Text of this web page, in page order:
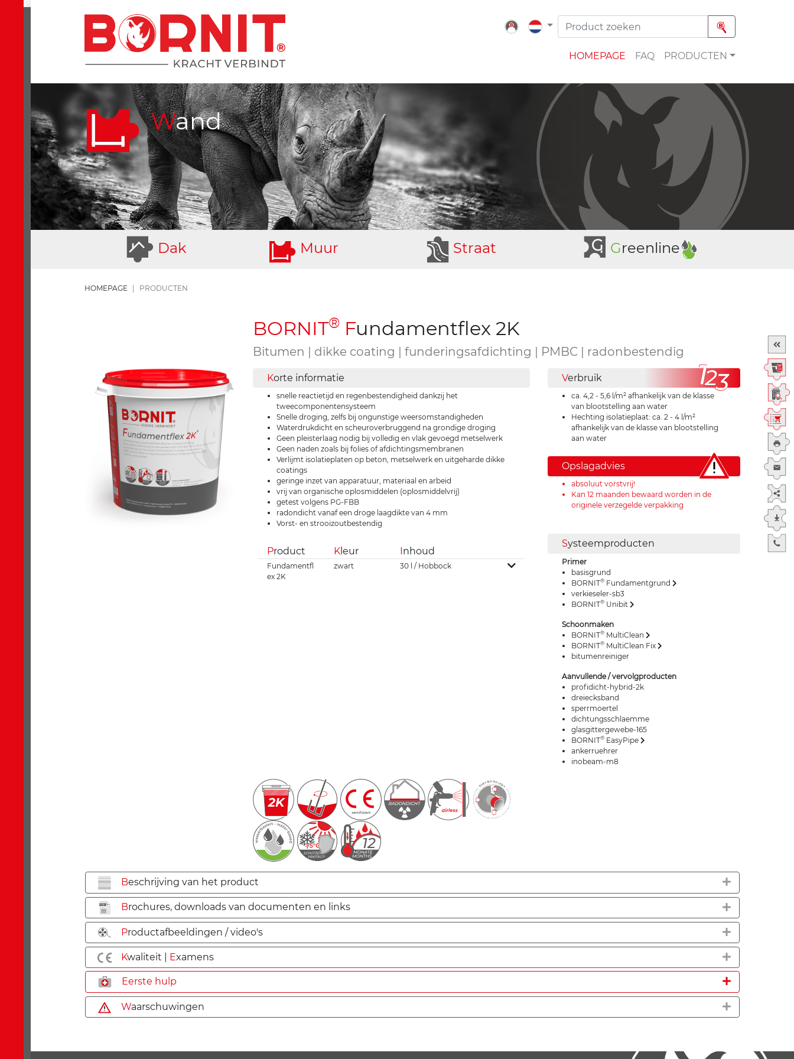
HOMEPAGE FAQ PRODUCTEN
Wand
Dak Muur Straat Greenline
HOMEPAGE PRODUCTEN
BORNIT® Fundamentflex 2K
Bitumen | dikke coating | funderingsafdichting | PMBC | radonbestendig
Korte informatie
snelle reactietijd en regenbestendigheid dankzij het
tweecomponentensysteem
Snelle droging, zelfs bij ongunstige weersomstandigheden
Waterdrukdicht en scheuroverbruggend na grondige droging
Geen pleisterlaag nodig bij volledig en vlak gevoegd metselwerk
Geen naden zoals bij folies of afdichtingsmembranen
Verlijmt isolatieplaten op beton, metselwerk en uitgeharde dikke
coatings
geringe inzet van apparatuur, materiaal en arbeid
vrij van organische oplosmiddelen (oplosmiddelvrij)
getest volgens PG-FBB
radondicht vanaf een droge laagdikte van 4 mm
Vorst- en strooizoutbestendig
Product Kleur Inhoud
Fundamentfl
ex 2K
zwart 30 l / Hobbock
Verbruik
ca. 4,2 - 5,6 l/m² afhankelijk van de klasse
van blootstelling aan water
Hechting isolatieplaat: ca. 2 - 4 l/m²
afhankelijk van de klasse van blootstelling
aan water
Opslagadvies
absoluut vorstvrij!
Kan 12 maanden bewaard worden in de
originele verzegelde verpakking
Systeemproducten
Primer
basisgrund
BORNIT®Fundamentgrund
verkieseler-sb3
BORNIT®Unibit
Schoonmaken
BORNIT®MultiClean
BORNIT®MultiClean Fix
bitumenreiniger
Aanvullende / vervolgproducten
profidicht-hybrid-2k
dreiecksband
sperrmoertel
dichtungsschlaemme
glasgittergewebe-165
BORNIT®EasyPipe
ankerruehrer
inobeam-m8
Beschrijving van het product
Brochures, downloads van documenten en links
Productafbeeldingen / video's
Kwaliteit | Examens
Eerste hulp
Waarschuwingen